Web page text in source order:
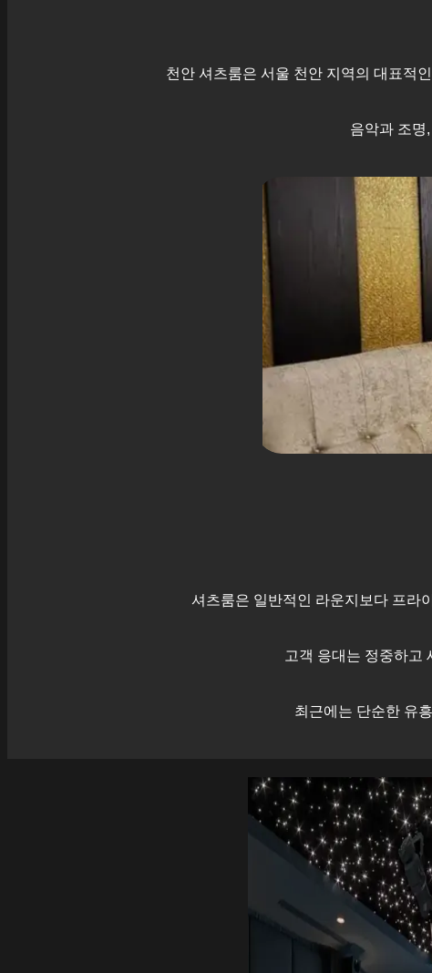
천안 셔츠룸은 서울 천안 지역의 대표적
음악과 조명
셔츠룸은 일반적인 라운지보다 프라
고객 응대는 정중하고
최근에는 단순한 유